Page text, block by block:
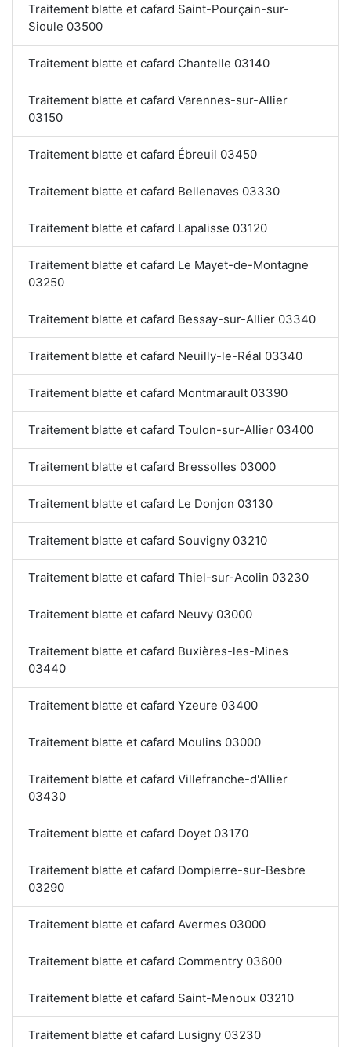
Traitement blatte et cafard Saint-Pourçain-sur-
Sioule 03500
Traitement blatte et cafard Chantelle 03140
Traitement blatte et cafard Varennes-sur-Allier
03150
Traitement blatte et cafard Ébreuil 03450
Traitement blatte et cafard Bellenaves 03330
Traitement blatte et cafard Lapalisse 03120
Traitement blatte et cafard Le Mayet-de-Montagne
03250
Traitement blatte et cafard Bessay-sur-Allier 03340
Traitement blatte et cafard Neuilly-le-Réal 03340
Traitement blatte et cafard Montmarault 03390
Traitement blatte et cafard Toulon-sur-Allier 03400
Traitement blatte et cafard Bressolles 03000
Traitement blatte et cafard Le Donjon 03130
Traitement blatte et cafard Souvigny 03210
Traitement blatte et cafard Thiel-sur-Acolin 03230
Traitement blatte et cafard Neuvy 03000
Traitement blatte et cafard Buxières-les-Mines
03440
Traitement blatte et cafard Yzeure 03400
Traitement blatte et cafard Moulins 03000
Traitement blatte et cafard Villefranche-d'Allier
03430
Traitement blatte et cafard Doyet 03170
Traitement blatte et cafard Dompierre-sur-Besbre
03290
Traitement blatte et cafard Avermes 03000
Traitement blatte et cafard Commentry 03600
Traitement blatte et cafard Saint-Menoux 03210
Traitement blatte et cafard Lusigny 03230